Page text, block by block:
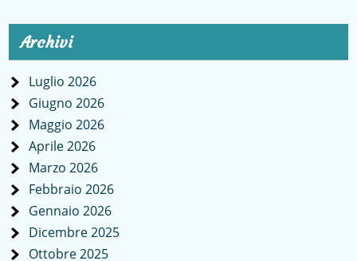
Archivi
Luglio 2026
Giugno 2026
Maggio 2026
Aprile 2026
Marzo 2026
Febbraio 2026
Gennaio 2026
Dicembre 2025
Ottobre 2025